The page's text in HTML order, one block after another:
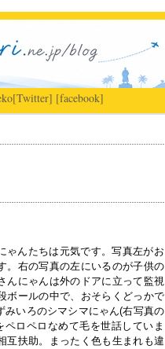
[Twitter] [facebook]
ゃんたちは元気です。写真左がお
。右の写真の左にいるのが子供の
んにゃんは外のドアに立って監視
ボールの中で、おそらくどっかで
みいろのシマシマにゃん(右写真の
ロペロなめて毛を世話していま
互扶助。まったく色も生まれも違